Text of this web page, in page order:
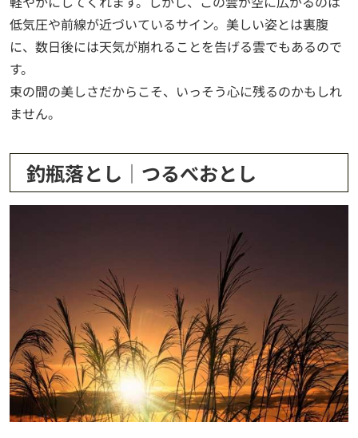
低気圧や前線が近づいているサイン。美しい姿とは裏腹
に、数日後には天気が崩れることを告げる雲でもあるので
す。
束の間の美しさだからこそ、いっそう心に残るのかもしれ
ません。
釣瓶落とし│つるべおとし